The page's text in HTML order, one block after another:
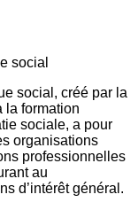
social, créé par la
la formation
sociale, a pour
organisations
professionnelles
au
d’intérêt général.